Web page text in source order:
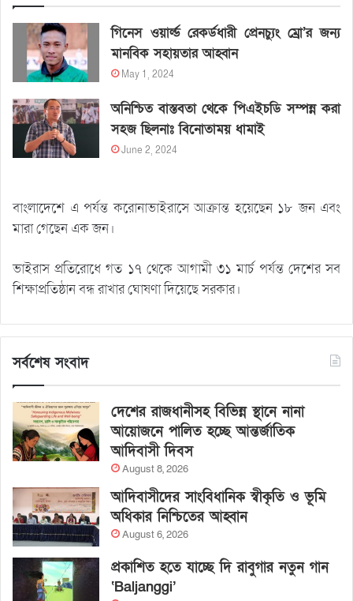
গিনেস ওয়ার্ল্ড রেকর্ডধারী প্রেনচ্যুং ম্রো’র জন্য
মানবিক সহায়তার আহ্বান
May 1, 2024
অনিশ্চিত বাস্তবতা থেকে পিএইচডি সম্পন্ন করা
সহজ ছিলনাঃ বিনোতাময় ধামাই
June 2, 2024
বাংলাদেশে এ পর্যন্ত করোনাভাইরাসে আক্রান্ত হয়েছেন ১৮ জন এবং
মারা গেছেন এক জন।
ভাইরাস প্রতিরোধে গত ১৭ থেকে আগামী ৩১ মার্চ পর্যন্ত দেশের সব
শিক্ষাপ্রতিষ্ঠান বন্ধ রাখার ঘোষণা দিয়েছে সরকার।
সর্বশেষ সংবাদ
দেশের রাজধানীসহ বিভিন্ন স্থানে নানা
আয়োজনে পালিত হচ্ছে আন্তর্জাতিক
আদিবাসী দিবস
August 8, 2026
আদিবাসীদের সাংবিধানিক স্বীকৃতি ও ভূমি
অধিকার নিশ্চিতের আহ্বান
August 6, 2026
প্রকাশিত হতে যাচ্ছে দি রাবুগার নতুন গান
‘Baljanggi’